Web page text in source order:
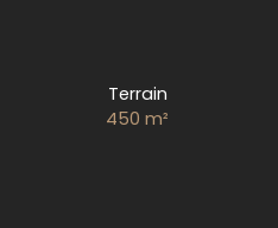
Terrain
450m²